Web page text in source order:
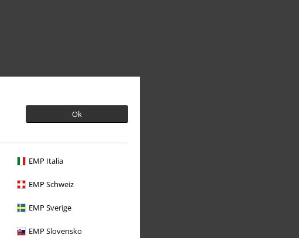
Ok
EMP Italia
EMP Schweiz
EMP Sverige
EMP Slovensko